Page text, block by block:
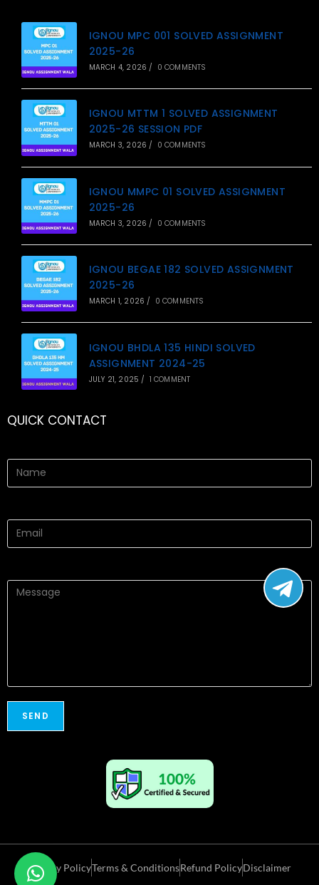
IGNOU MPC 001 SOLVED ASSIGNMENT
2025-26
MARCH 4, 2026 / 0 COMMENTS
IGNOU MTTM 1 SOLVED ASSIGNMENT
2025-26 SESSION PDF
MARCH 3, 2026 / 0 COMMENTS
IGNOU MMPC 01 SOLVED ASSIGNMENT
2025-26
MARCH 3, 2026 / 0 COMMENTS
IGNOU BEGAE 182 SOLVED ASSIGNMENT
2025-26
MARCH 1, 2026 / 0 COMMENTS
IGNOU BHDLA 135 HINDI SOLVED
ASSIGNMENT 2024-25
JULY 21, 2025 / 1 COMMENT
QUICK CONTACT
Privacy PolicyTerms & ConditionsRefund PolicyDisclaimer